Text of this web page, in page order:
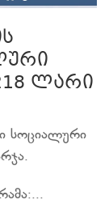
ლარი
სოციალური